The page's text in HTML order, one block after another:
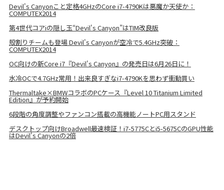
Devil's Canyonこと定格4GHzのCore i7-4790Kは悪魔か天使か：
COMPUTEX2014
第4世代コアiの隠し玉“Devil's Canyon”はTIM改良版
殻割りチームも登場 Devil's Canyonが空冷で5.4GHz突破：
COMPUTEX2014
OC向けの新Core i7『Devil's Canyon』の発売日は6月26日に！
水冷OCで4.7GHz常用！出来良すぎなi7-4790Kを思わず衝動買い
Thermaltake×BMWコラボのPCケース『Level 10 Titanium Limited
Edition』が予約開始
6段階の角度調整やファンコン搭載の高機能ノートPC用スタンド
デスクトップ向けBroadwell最速検証！i7-5775Cとi5-5675CのGPU性能
はDevil's Canyonの2倍